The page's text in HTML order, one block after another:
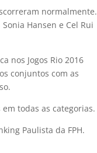
normalmente.
Hansen e Cel Rui
nos Jogos Rio 2016
conjuntos com as
todas as categorias.
Paulista da FPH.